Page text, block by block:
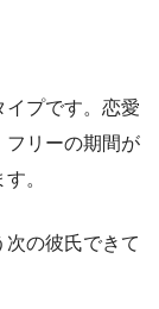
イプです。恋愛
フリーの期間が
。
次の彼氏できて